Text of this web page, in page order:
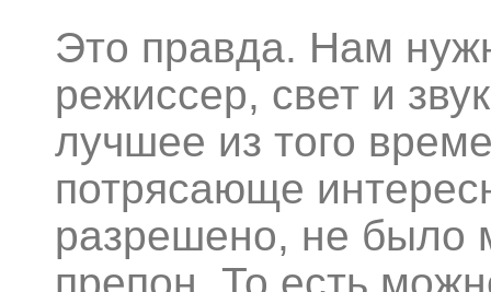
Это правда. Нам
режиссер, свет и
лучшее из того
потрясающе
разрешено, не было